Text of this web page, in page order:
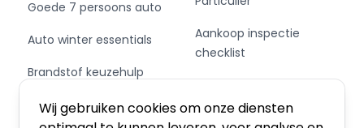
Wij gebruiken cookies om onze diensten
Goede 7 persoons auto
Auto winter essentials
Brandstof keuzehulp
Schakel of automaat?
Aankoop inspectie
checklist
Private Leasen,
Financieren of Kopen?